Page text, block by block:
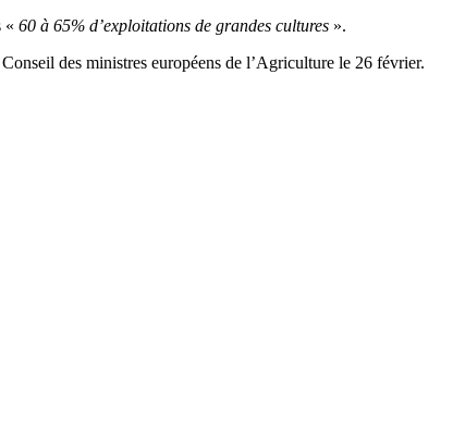
« 60 à 65% d’exploitations de grandes cultures ».
des ministres européens de l’Agriculture le 26 février.